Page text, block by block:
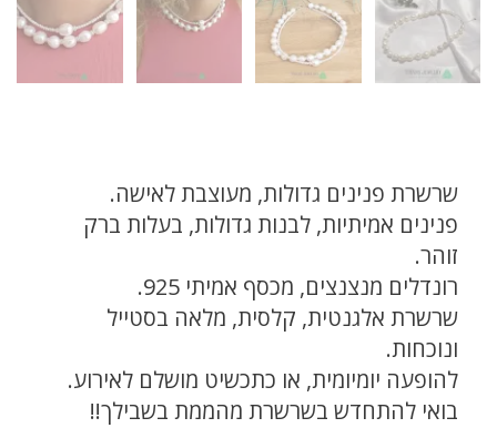
שרשרת פנינים גדולות, מעוצבת לאישה.
פנינים אמיתיות, לבנות גדולות, בעלות ברק
זוהר.
רונדלים מנצנצים, מכסף אמיתי 925.
שרשרת אלגנטית, קלסית, מלאה בסטייל
ונוכחות.
להופעה יומיומית, או כתכשיט מושלם לאירוע.
בואי להתחדש בשרשרת מהממת בשבילך!!